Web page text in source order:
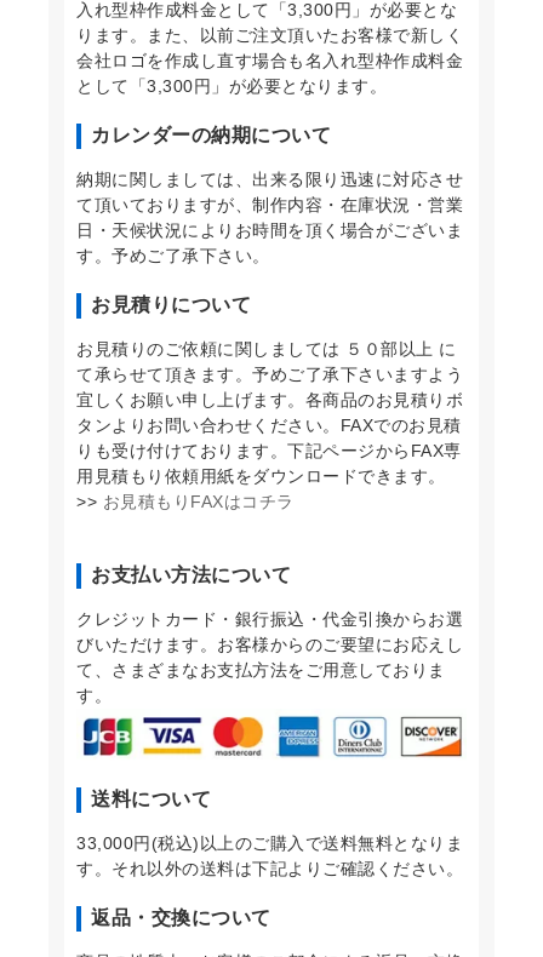
入れ型枠作成料金として「3,300円」が必要とな
ります。また、以前ご注文頂いたお客様で新しく
会社ロゴを作成し直す場合も名入れ型枠作成料金
として「3,300円」が必要となります。
カレンダーの納期について
納期に関しましては、出来る限り迅速に対応させ
て頂いておりますが、制作内容・在庫状況・営業
日・天候状況によりお時間を頂く場合がございま
す。予めご了承下さい。
お見積りについて
お見積りのご依頼に関しましては ５０部以上 に
て承らせて頂きます。予めご了承下さいますよう
宜しくお願い申し上げます。各商品のお見積りボ
タンよりお問い合わせください。FAXでのお見積
りも受け付けております。下記ページからFAX専
用見積もり依頼用紙をダウンロードできます。
>> お見積もりFAXはコチラ
お支払い方法について
クレジットカード・銀行振込・代金引換からお選
びいただけます。お客様からのご要望にお応えし
て、さまざまなお支払方法をご用意しておりま
す。
送料について
33,000円(税込)以上のご購入で送料無料となりま
す。それ以外の送料は下記よりご確認ください。
返品・交換について